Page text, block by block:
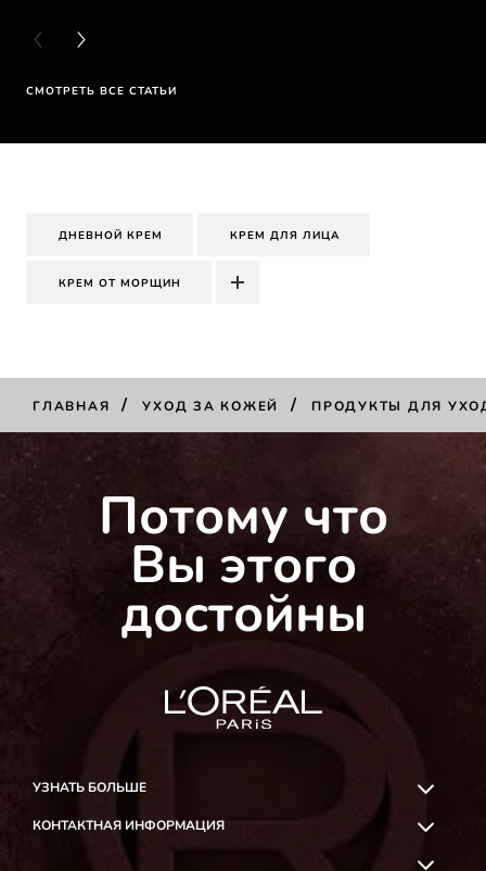
PREVIOUS CARD
NEXT CARD
СМОТРЕТЬ ВСЕ СТАТЬИ
ДНЕВНОЙ КРЕМ КРЕМ ДЛЯ ЛИЦА
КРЕМ ОТ МОРЩИН
ГЛАВНАЯ / УХОД ЗА КОЖЕЙ / ПРОДУКТЫ ДЛЯ
Потому что
Вы этого
достойны
УЗНАТЬ БОЛЬШЕ
КОНТАКТНАЯ ИНФОРМАЦИЯ